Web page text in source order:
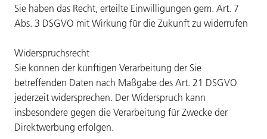
Sie haben das Recht, erteilte Einwilligungen gem. Art. 7
Abs. 3 DSGVO mit Wirkung für die Zukunft zu widerrufen
Widerspruchsrecht
Sie können der künftigen Verarbeitung der Sie
betreffenden Daten nach Maßgabe des Art. 21 DSGVO
jederzeit widersprechen. Der Widerspruch kann
insbesondere gegen die Verarbeitung für Zwecke der
Direktwerbung erfolgen.